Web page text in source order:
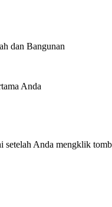
dan Bangunan
Anda
setelah Anda mengklik